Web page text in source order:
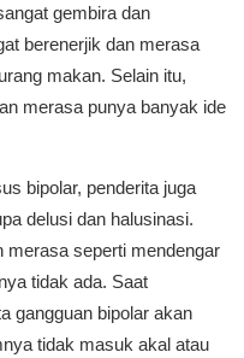
gembira dan
berenerjik dan merasa
makan. Selain itu,
merasa punya banyak ide
bipolar, penderita juga
delusi dan halusinasi.
merasa seperti mendengar
tidak ada. Saat
gangguan bipolar akan
tidak masuk akal atau